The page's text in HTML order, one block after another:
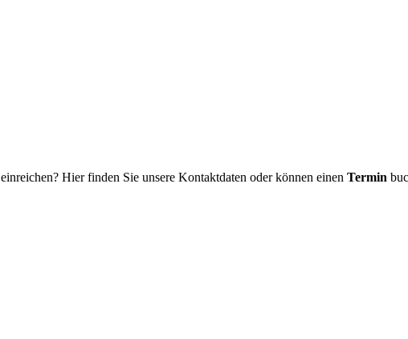
einreichen? Hier finden Sie unsere Kontaktdaten oder können einen Termin